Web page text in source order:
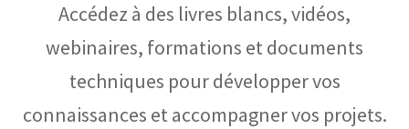
Accédez à des livres blancs, vidéos,
webinaires, formations et documents
techniques pour développer vos
connaissances et accompagner vos projets.